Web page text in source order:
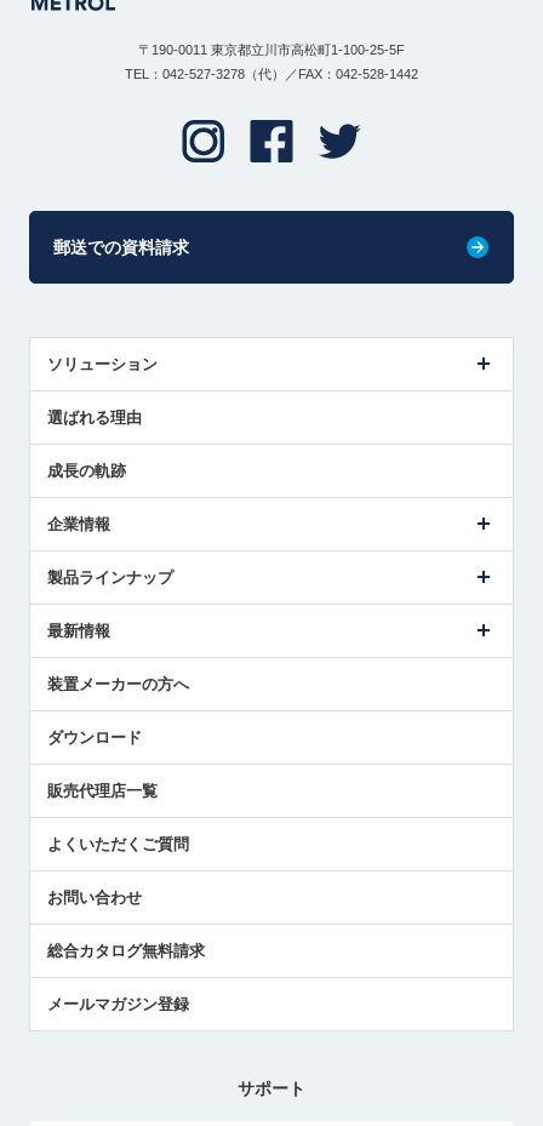
〒190-0011 東京都立川市高松町1-100-25-5F
TEL：042-527-3278（代）／FAX：042-528-1442
郵送での資料請求
ソリューション
解決策提案
選ばれる理由
成長の軌跡
企業情報
ごあいさつ
受賞履歴
採用情報
国/地域/言語
製品ラインナップ
ツールセッタ製品
エアマイクロセンサ製品
最新情報
メトロールの技術
社員ブログ
中小企業のBCP地震対策
センサのテクニカルガイド
社長ブログ
装置メーカーの方へ
ダウンロード
販売代理店一覧
よくいただくご質問
お問い合わせ
総合カタログ無料請求
メールマガジン登録
サポート